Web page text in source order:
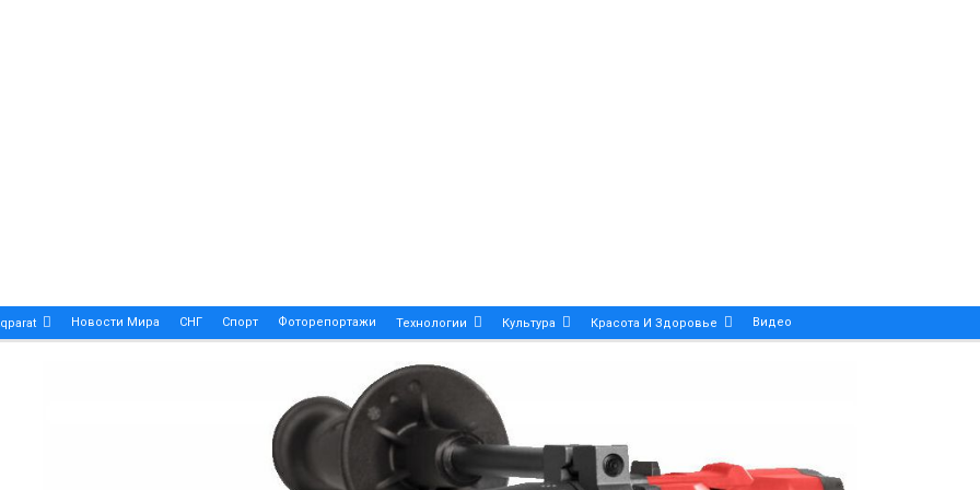
Новости Мира СНГ Спорт Фоторепортажи Технологии Культура Красота И Здоровье Видео
Patek Philippe Calatrava DATE – A True Symbol Of Elegance And Precision